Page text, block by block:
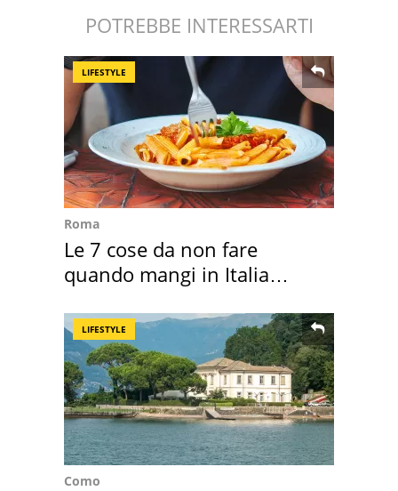
POTREBBE INTERESSARTI
LIFESTYLE
Roma
Le 7 cose da non fare
quando mangi in Italia
LIFESTYLE
Como